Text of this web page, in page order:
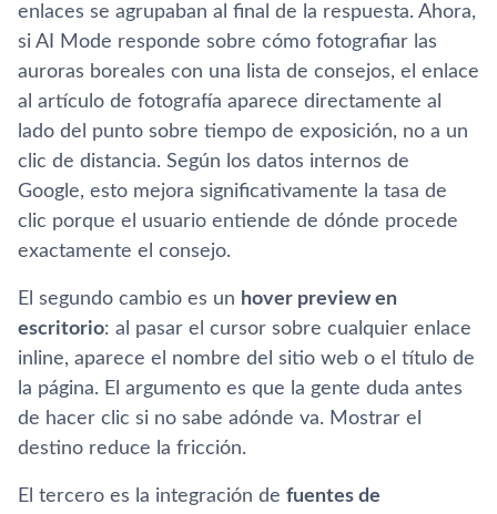
enlaces se agrupaban al final de la respuesta. Ahora,
si AI Mode responde sobre cómo fotografiar las
auroras boreales con una lista de consejos, el enlace
al artículo de fotografía aparece directamente al
lado del punto sobre tiempo de exposición, no a un
clic de distancia. Según los datos internos de
Google, esto mejora significativamente la tasa de
clic porque el usuario entiende de dónde procede
exactamente el consejo.
El segundo cambio es un hover preview en
escritorio: al pasar el cursor sobre cualquier enlace
inline, aparece el nombre del sitio web o el título de
la página. El argumento es que la gente duda antes
de hacer clic si no sabe adónde va. Mostrar el
destino reduce la fricción.
El tercero es la integración de fuentes de